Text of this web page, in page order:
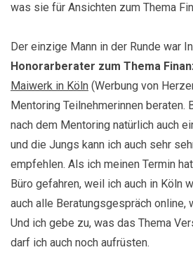
was sie für Ansichten zum Thema
Der einzige Mann in der Runde war
Honorarberater zum Thema
Maiwerk in Köln (Werbung von
Mentoring Teilnehmerinnen beraten.
nach dem Mentoring natürlich auch
und die Jungs kann ich auch sehr
empfehlen. Als ich meinen Termin
Büro gefahren, weil ich auch in Köln
auch alle Beratungsgespräch online,
Und ich gebe zu, was das Thema
darf ich auch noch aufrüsten.